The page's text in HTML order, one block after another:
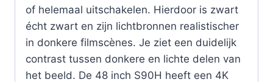
of helemaal uitschakelen. Hierdoor is zwart
écht zwart en zijn lichtbronnen realistischer
in donkere filmscènes. Je ziet een duidelijk
contrast tussen donkere en lichte delen van
het beeld. De 48 inch S90H heeft een 4K